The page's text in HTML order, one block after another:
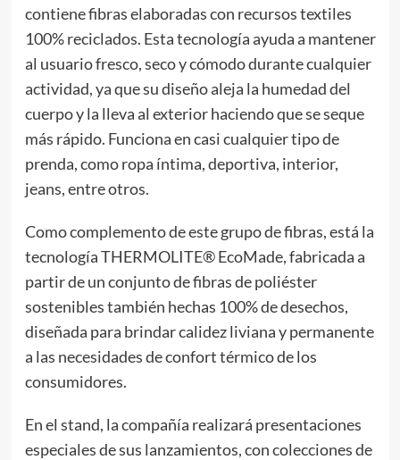
contiene fibras elaboradas con recursos textiles
100% reciclados. Esta tecnología ayuda a mantener
al usuario fresco, seco y cómodo durante cualquier
actividad, ya que su diseño aleja la humedad del
cuerpo y la lleva al exterior haciendo que se seque
más rápido. Funciona en casi cualquier tipo de
prenda, como ropa íntima, deportiva, interior,
jeans, entre otros.
Como complemento de este grupo de fibras, está la
tecnología THERMOLITE® EcoMade, fabricada a
partir de un conjunto de fibras de poliéster
sostenibles también hechas 100% de desechos,
diseñada para brindar calidez liviana y permanente
a las necesidades de confort térmico de los
consumidores.
En el stand, la compañía realizará presentaciones
especiales de sus lanzamientos, con colecciones de